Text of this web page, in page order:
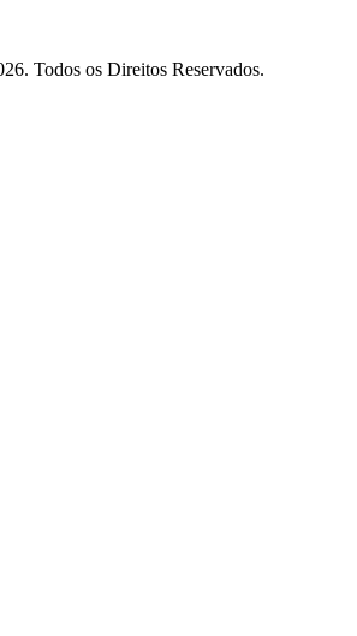
Todos os Direitos Reservados.